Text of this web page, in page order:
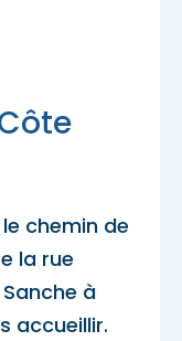
familiales
emporter
chemin de
la rue
à
accueillir.